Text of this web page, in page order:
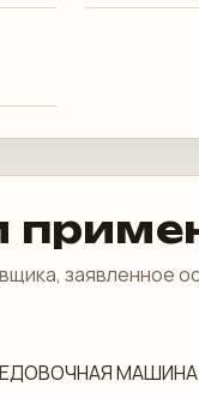
заявленное